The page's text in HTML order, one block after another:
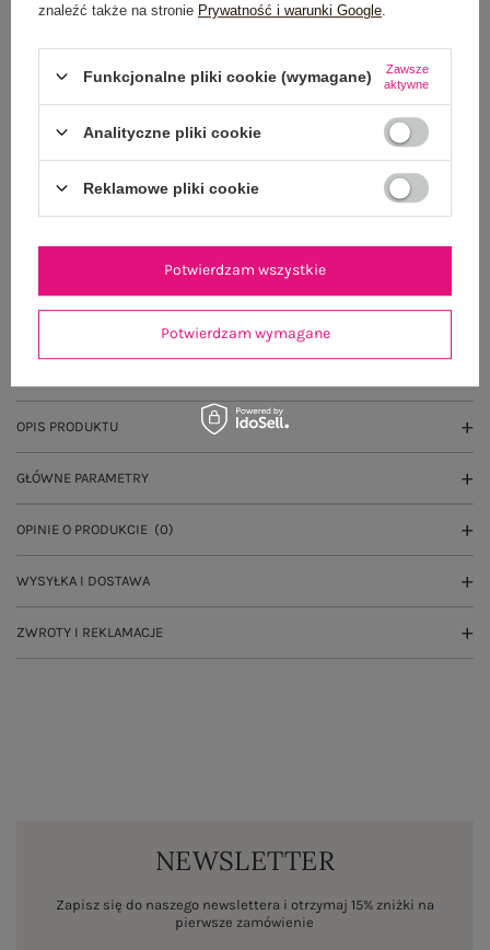
Możesz kupić także poprzez:
Dostawaod 7,99 zł
100 dni na zwrot
OPIS PRODUKTU
GŁÓWNE PARAMETRY
OPINIE O PRODUKCIE (0)
WYSYŁKA I DOSTAWA
ZWROTY I REKLAMACJE
NEWSLETTER
Zapisz się do naszego newslettera i otrzymaj 15% zniżki na
pierwsze zamówienie
znaleźć także na stronie Prywatność i warunki Google
Funkcjonalne pliki cookie (wymagane)
Zawsze
aktywne
Analityczne pliki cookie
Reklamowe pliki cookie
Potwierdzam wymagane
Potwierdzam wszystkie